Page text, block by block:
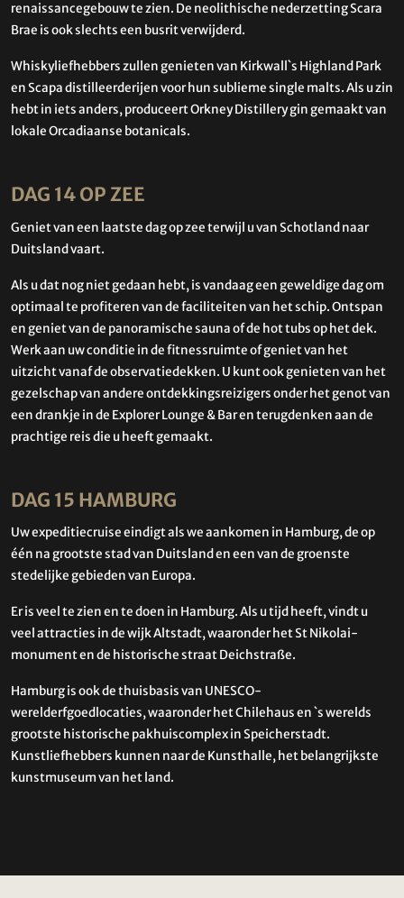
renaissancegebouw te zien. De neolithische nederzetting Scara
Brae is ook slechts een busrit verwijderd.
Whiskyliefhebbers zullen genieten van Kirkwall`s Highland Park
en Scapa distilleerderijen voor hun sublieme single malts. Als u zin
​​hebt in iets anders, produceert Orkney Distillery gin gemaakt van
lokale Orcadiaanse botanicals.
DAG 14 OP ZEE
Geniet van een laatste dag op zee terwijl u van Schotland naar
Duitsland vaart.
Als u dat nog niet gedaan hebt, is vandaag een geweldige dag om
optimaal te profiteren van de faciliteiten van het schip. Ontspan
en geniet van de panoramische sauna of de hot tubs op het dek.
Werk aan uw conditie in de fitnessruimte of geniet van het
uitzicht vanaf de observatiedekken. U kunt ook genieten van het
gezelschap van andere ontdekkingsreizigers onder het genot van
een drankje in de Explorer Lounge & Bar en terugdenken aan de
prachtige reis die u heeft gemaakt.
DAG 15 HAMBURG
Uw expeditiecruise eindigt als we aankomen in Hamburg, de op
één na grootste stad van Duitsland en een van de groenste
stedelijke gebieden van Europa.
Er is veel te zien en te doen in Hamburg. Als u tijd heeft, vindt u
veel attracties in de wijk Altstadt, waaronder het St Nikolai-
monument en de historische straat Deichstraße.
Hamburg is ook de thuisbasis van UNESCO-
werelderfgoedlocaties, waaronder het Chilehaus en `s werelds
grootste historische pakhuiscomplex in Speicherstadt.
Kunstliefhebbers kunnen naar de Kunsthalle, het belangrijkste
kunstmuseum van het land.